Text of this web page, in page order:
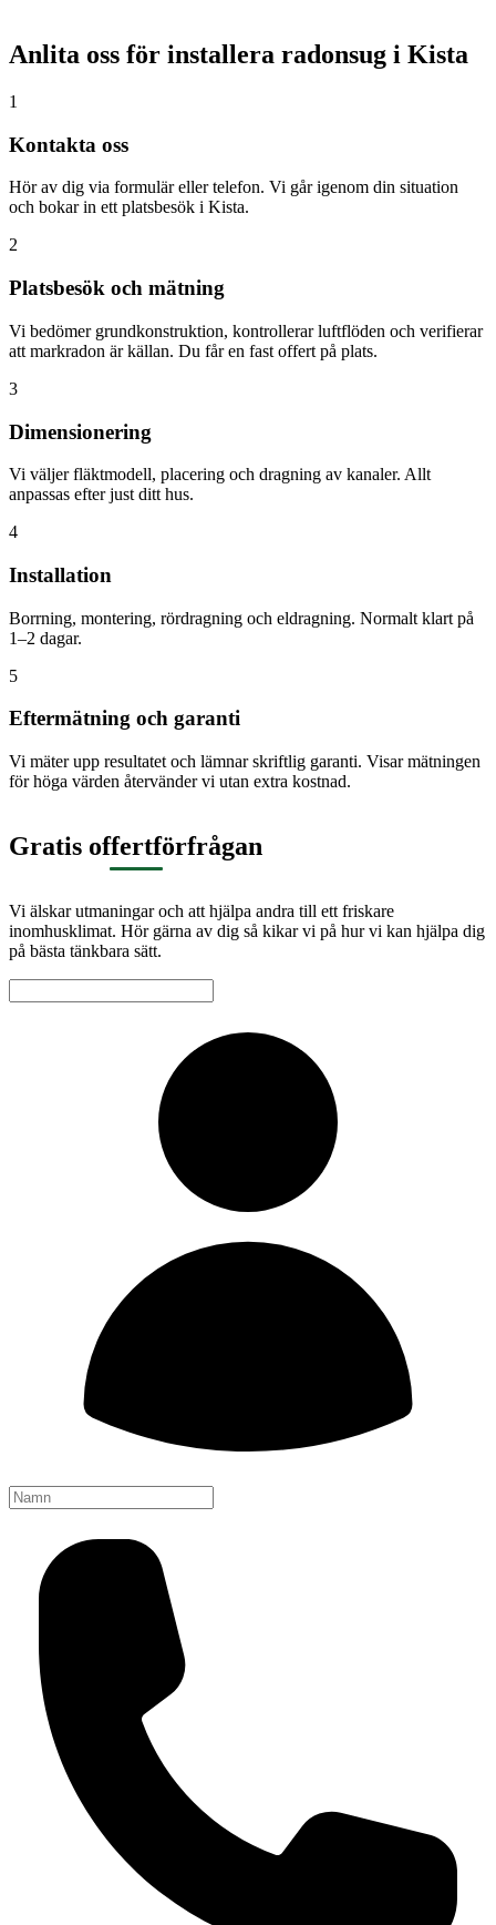
Anlita oss för installera radonsug i Kista
1
Kontakta oss
Hör av dig via formulär eller telefon. Vi går igenom din situation
och bokar in ett platsbesök i Kista.
2
Platsbesök och mätning
Vi bedömer grundkonstruktion, kontrollerar luftflöden och verifierar
att markradon är källan. Du får en fast offert på plats.
3
Dimensionering
Vi väljer fläktmodell, placering och dragning av kanaler. Allt
anpassas efter just ditt hus.
4
Installation
Borrning, montering, rördragning och eldragning. Normalt klart på
1–2 dagar.
5
Eftermätning och garanti
Vi mäter upp resultatet och lämnar skriftlig garanti. Visar mätningen
för höga värden återvänder vi utan extra kostnad.
Gratis offertförfrågan
Vi älskar utmaningar och att hjälpa andra till ett friskare
inomhusklimat. Hör gärna av dig så kikar vi på hur vi kan hjälpa dig
på bästa tänkbara sätt.